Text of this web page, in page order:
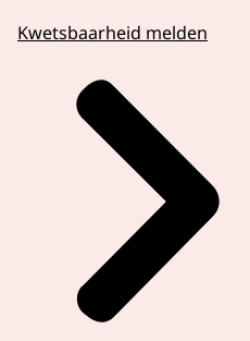
Kwetsbaarheid melden